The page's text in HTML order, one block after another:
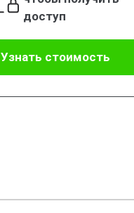
доступ
Узнать стоимость